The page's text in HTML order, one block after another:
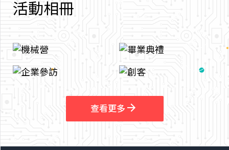
活動相冊
查看更多